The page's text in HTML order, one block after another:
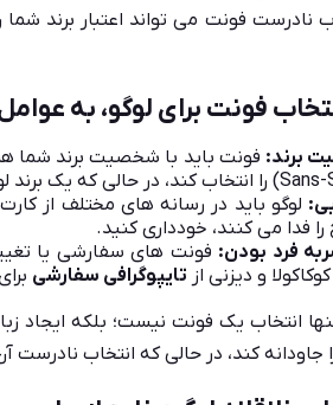
نادرست فونت می تواند اعتبار برند
فونت برای لوگو، به
برند: فونت باید با شخصیت برند
: لوگو باید در رسانه های مختلف از
فدا می کنند، خودداری کنید.
فرد بودن: فونت های سفارشی یا
و دیزنی از تایپوگرافی سفارشی
تنها انتخاب یک فونت نیست؛ بلکه
جاودانه کند، در حالی که انتخاب نادرست